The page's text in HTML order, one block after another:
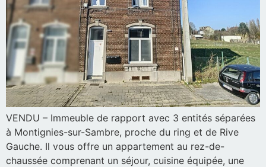
VENDU – Immeuble de rapport avec 3 entités séparées
à Montignies-sur-Sambre, proche du ring et de Rive
Gauche. Il vous offre un appartement au rez-de-
chaussée comprenant un séjour, cuisine équipée, une